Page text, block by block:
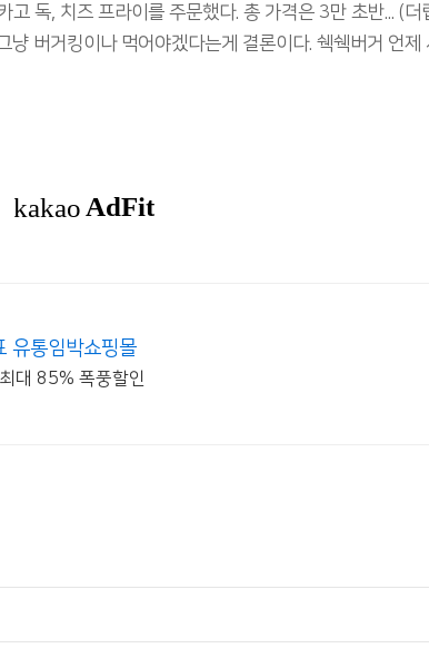
독, 치즈 프라이를 주문했다. 총 가격은 3만 초반... (더
버거킹이나 먹어야겠다는게 결론이다. 쉑쉑버거 언제
유통임박쇼핑몰
대 85% 폭풍할인